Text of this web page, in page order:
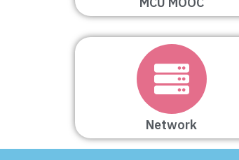
Network